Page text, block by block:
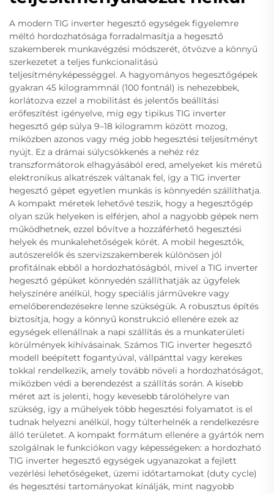
A modern TIG inverter hegesztő egységek figyelemre
méltó hordozhatósága forradalmasítja a hegesztő
szakemberek munkavégzési módszerét, ötvözve a könnyű
szerkezetet a teljes funkcionalitású
teljesítményképességgel. A hagyományos hegesztőgépek
gyakran 45 kilogrammnál (100 fontnál) is nehezebbek,
korlátozva ezzel a mobilitást és jelentős beállítási
erőfeszítést igényelve, míg egy tipikus TIG inverter
hegesztő gép súlya 9–18 kilogramm között mozog,
miközben azonos vagy még jobb hegesztési teljesítményt
nyújt. Ez a drámai súlycsökkenés a nehéz réz
transzformátorok elhagyásából ered, amelyeket kis méretű
elektronikus alkatrészek váltanak fel, így a TIG inverter
hegesztő gépet egyetlen munkás is könnyedén szállíthatja.
A kompakt méretek lehetővé teszik, hogy a hegesztőgép
olyan szűk helyeken is elférjen, ahol a nagyobb gépek nem
működhetnek, ezzel bővítve a hozzáférhető hegesztési
helyek és munkalehetőségek körét. A mobil hegesztők,
autószerelők és szervizszakemberek különösen jól
profitálnak ebből a hordozhatóságból, mivel a TIG inverter
hegesztő gépüket könnyedén szállíthatják az ügyfelek
helyszínére anélkül, hogy speciális járművekre vagy
emelőberendezésekre lenne szükségük. A robusztus építés
biztosítja, hogy a könnyű konstrukció ellenére ezek az
egységek ellenállnak a napi szállítás és a munkaterületi
körülmények kihívásainak. Számos TIG inverter hegesztő
modell beépített fogantyúval, vállpánttal vagy kerekes
tokkal rendelkezik, amely tovább növeli a hordozhatóságot,
miközben védi a berendezést a szállítás során. A kisebb
méret azt is jelenti, hogy kevesebb tárolóhelyre van
szükség, így a műhelyek több hegesztési folyamatot is el
tudnak helyezni anélkül, hogy túlterhelnék a rendelkezésre
álló területet. A kompakt formátum ellenére a gyártók nem
szolgálnak le funkciókon vagy képességeken: a hordozható
TIG inverter hegesztő egységek ugyanazokat a fejlett
vezérlési lehetőségeket, üzemi időtartamokat (duty cycle)
és hegesztési tartományokat kínálják, mint nagyobb